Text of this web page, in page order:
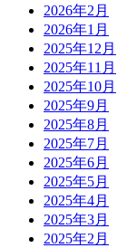
2026年2月
2026年1月
2025年12月
2025年11月
2025年10月
2025年9月
2025年8月
2025年7月
2025年6月
2025年5月
2025年4月
2025年3月
2025年2月